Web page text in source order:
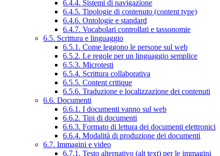
6.4.4. Sistemi di navigazione
6.4.5. Tipologie di contenuto (content type)
6.4.6. Ontologie e standard
6.4.7. Vocabolari controllati e tassonomie
6.5. Scrittura e linguaggio
6.5.1. Come leggono le persone sul web
6.5.2. Le regole per un linguaggio semplice
6.5.3. Microtesti
6.5.4. Scrittura collaborativa
6.5.5. Content critique
6.5.6. Traduzione e localizzazione dei contenuti
6.6. Documenti
6.6.1. I documenti vanno sul web
6.6.2. Tipi di documenti
6.6.3. Formato di lettura dei documenti elettronici
6.6.4. Modalità di produzione dei documenti
6.7. Immagini e video
6.7.1. Testo alternativo (alt text) per le immagini